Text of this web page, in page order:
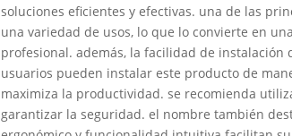
soluciones eficientes y efectivas. una de las
una variedad de usos, lo que lo convierte en
profesional. además, la facilidad de
usuarios pueden instalar este producto de
maximiza la productividad. se recomienda
garantizar la seguridad. el nombre también